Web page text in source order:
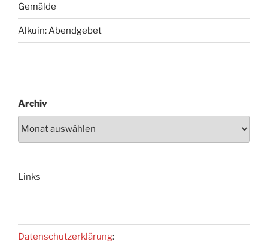
Gemälde
Alkuin: Abendgebet
Archiv
Links
Datenschutzerklärung: